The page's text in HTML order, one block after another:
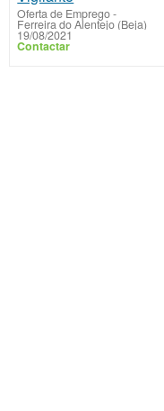
Oferta de Emprego-
Ferreira do Alentejo (Beja)
19/08/2021
Contactar